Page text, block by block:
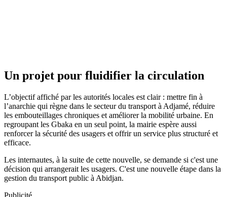
Un projet pour fluidifier la circulation
L’objectif affiché par les autorités locales est clair : mettre fin à
l’anarchie qui règne dans le secteur du transport à Adjamé, réduire
les embouteillages chroniques et améliorer la mobilité urbaine. En
regroupant les Gbaka en un seul point, la mairie espère aussi
renforcer la sécurité des usagers et offrir un service plus structuré et
efficace.
Les internautes, à la suite de cette nouvelle, se demande si c'est une
décision qui arrangerait les usagers. C'est une nouvelle étape dans la
gestion du transport public à Abidjan.
Publicité